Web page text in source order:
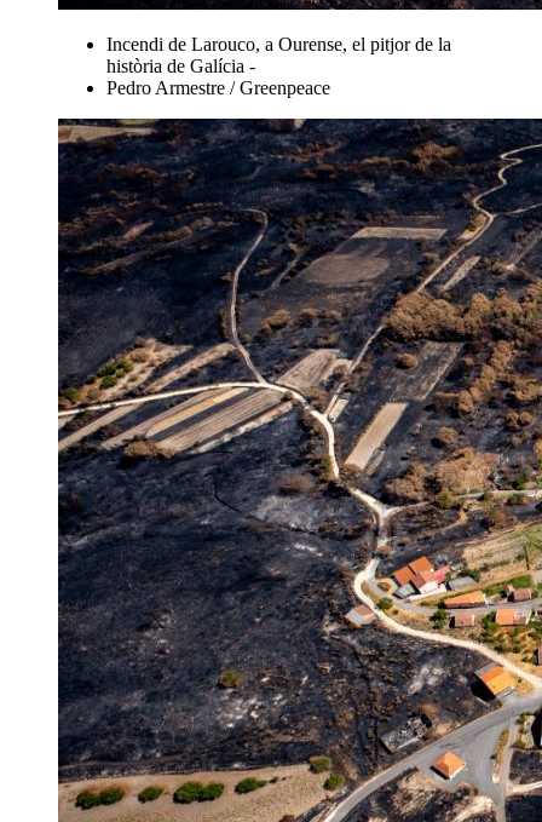
Incendi de Larouco, a Ourense, el pitjor de la
història de Galícia -
Pedro Armestre / Greenpeace